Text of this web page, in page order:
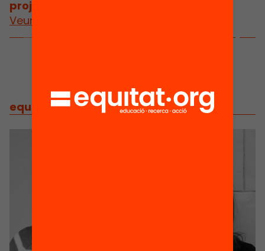
projectes
Veure més projectes
equip equip implicat